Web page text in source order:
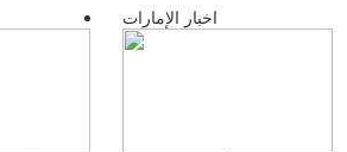
اخبار الإمارات